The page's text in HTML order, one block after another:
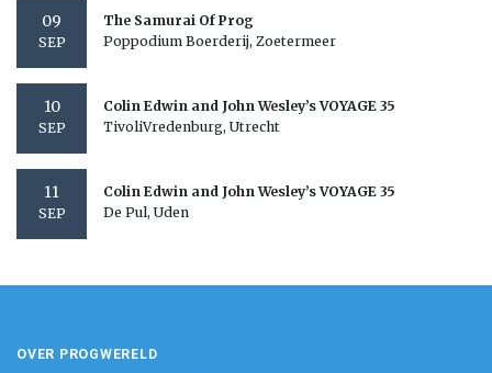
09
SEP
The Samurai Of Prog
Poppodium Boerderij, Zoetermeer
10
SEP
Colin Edwin and John Wesley’s VOYAGE 35
TivoliVredenburg, Utrecht
11
SEP
Colin Edwin and John Wesley’s VOYAGE 35
De Pul, Uden
OVER PROGWERELD